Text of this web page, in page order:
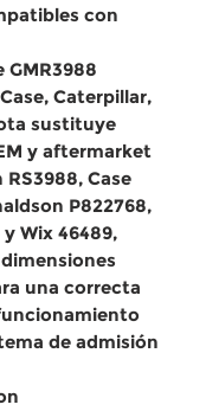
con
Caterpillar,
sustituye
y aftermarket
RS3988, Case
P822768,
Wix 46489,
una correcta
de admisión